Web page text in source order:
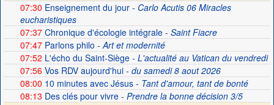
07:30 Enseignement du jour- Carlo Acutis 06 Miracles
eucharistiques
07:37Chronique d'écologie intégrale- Saint Fiacre
07:47Parlons philo - Art et modernité
07:52 L'écho du Saint-Siège- L'actualité au Vatican du vendredi
07:56Vos RDV aujourd'hui- du samedi 8 aout 2026
08:00 10 minutes avec Jésus- Tant d'amour, tant de bonté
08:13 Des clés pour vivre- Prendre la bonne décision 3/5